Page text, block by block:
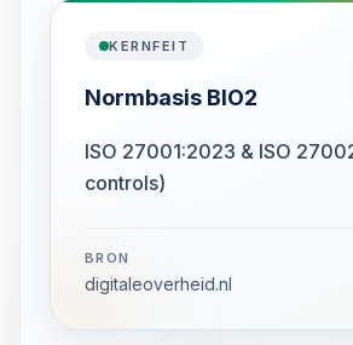
KERNFEIT
Normbasis BIO2
ISO 27001:2023 & ISO
controls)
BRON
digitaleoverheid.nl